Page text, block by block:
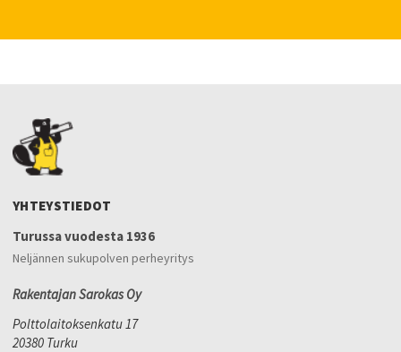
YHTEYSTIEDOT
Turussa vuodesta 1936
Neljännen sukupolven perheyritys
Rakentajan Sarokas Oy
Polttolaitoksenkatu 17
20380 Turku